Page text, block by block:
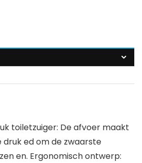
toiletzuiger: De afvoer maakt
druk ed om de zwaarste
en. Ergonomisch ontwerp: